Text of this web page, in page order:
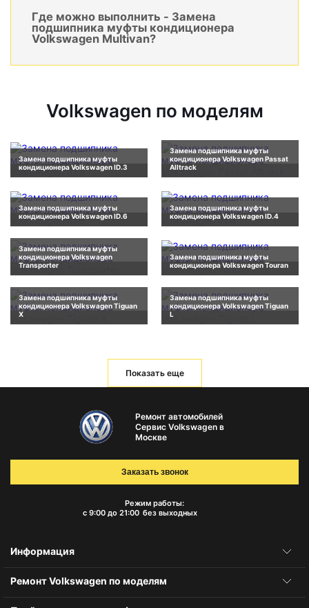
Где можно выполнить - Замена
подшипника муфты кондиционера
Volkswagen Multivan?
Volkswagen по моделям
Замена подшипника муфты
кондиционера Volkswagen ID.3
Замена подшипника муфты
кондиционера Volkswagen Passat
Alltrack
Замена подшипника муфты
кондиционера Volkswagen ID.6
Замена подшипника муфты
кондиционера Volkswagen ID.4
Замена подшипника муфты
кондиционера Volkswagen
Transporter
Замена подшипника муфты
кондиционера Volkswagen Touran
Замена подшипника муфты
кондиционера Volkswagen Tiguan
X
Замена подшипника муфты
кондиционера Volkswagen Tiguan
L
Показать еще
Ремонт автомобилей
Сервис Volkswagen в
Москве
Режим работы:
с 9:00 до 21:00 без выходных
Заказать звонок
Информация
Ремонт Volkswagen по моделям